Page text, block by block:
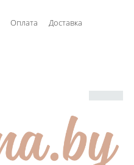
Оплата Доставка